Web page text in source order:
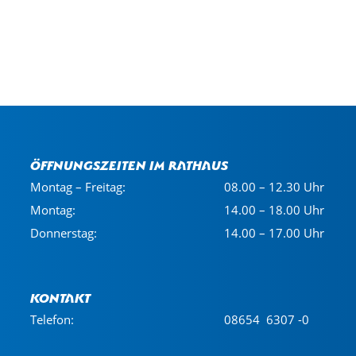
Öffnungszeiten im Rathaus
Montag – Freitag:
08.00 – 12.30 Uhr
Montag:
14.00 – 18.00 Uhr
Donnerstag:
14.00 – 17.00 Uhr
Kontakt
Telefon: 08654 6307 -0